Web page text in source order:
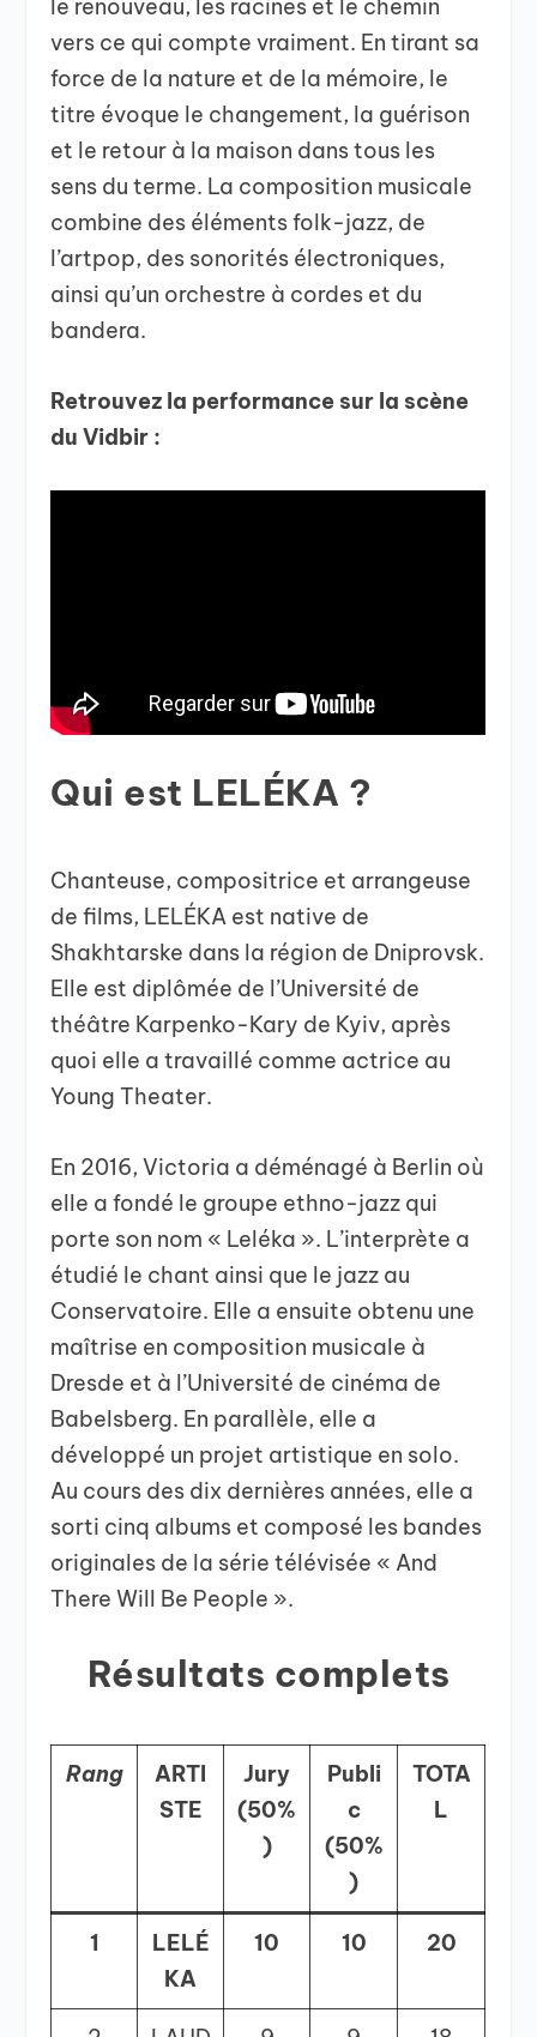
le renouveau, les racines et le chemin
vers ce qui compte vraiment. En tirant sa
force de la nature et de la mémoire, le
titre évoque le changement, la guérison
et le retour à la maison dans tous les
sens du terme. La composition musicale
combine des éléments folk-jazz, de
l’artpop, des sonorités électroniques,
ainsi qu’un orchestre à cordes et du
bandera.
Retrouvez la performance sur la scène
du Vidbir :
Qui est LELÉKA ?
Chanteuse, compositrice et arrangeuse
de films, LELÉKA est native de
Shakhtarske dans la région de Dniprovsk.
Elle est diplômée de l’Université de
théâtre Karpenko-Kary de Kyiv, après
quoi elle a travaillé comme actrice au
Young Theater.
En 2016, Victoria a déménagé à Berlin où
elle a fondé le groupe ethno-jazz qui
porte son nom « Leléka ». L’interprète a
étudié le chant ainsi que le jazz au
Conservatoire. Elle a ensuite obtenu une
maîtrise en composition musicale à
Dresde et à l’Université de cinéma de
Babelsberg. En parallèle, elle a
développé un projet artistique en solo.
Au cours des dix dernières années, elle a
sorti cinq albums et composé les bandes
originales de la série télévisée « And
There Will Be People ».
Résultats complets
Rang
ARTI
STE
Jury
(50%
)
Publi
c
(50%
)
TOTA
L
1
LELÉ
KA
10 10 20